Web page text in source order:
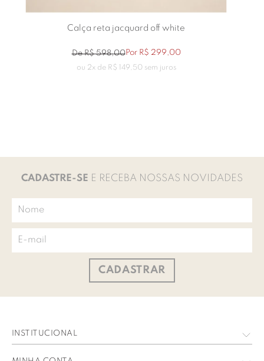
Calça reta jacquard off white
DeR$ 598,00Por R$ 299 00
ou 2x de R$ 149 50sem juros
CADASTRE-SE E RECEBA NOSSAS NOVIDADES
CADASTRAR
INSTITUCIONAL